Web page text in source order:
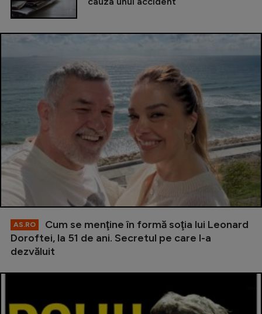
AS.RO
Cum se menţine în formă soţia lui Leonard
Doroftei, la 51 de ani. Secretul pe care l-a
dezvăluit